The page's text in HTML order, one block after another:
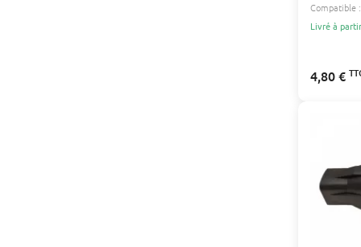
Compatible :
Livré à
4,80 €